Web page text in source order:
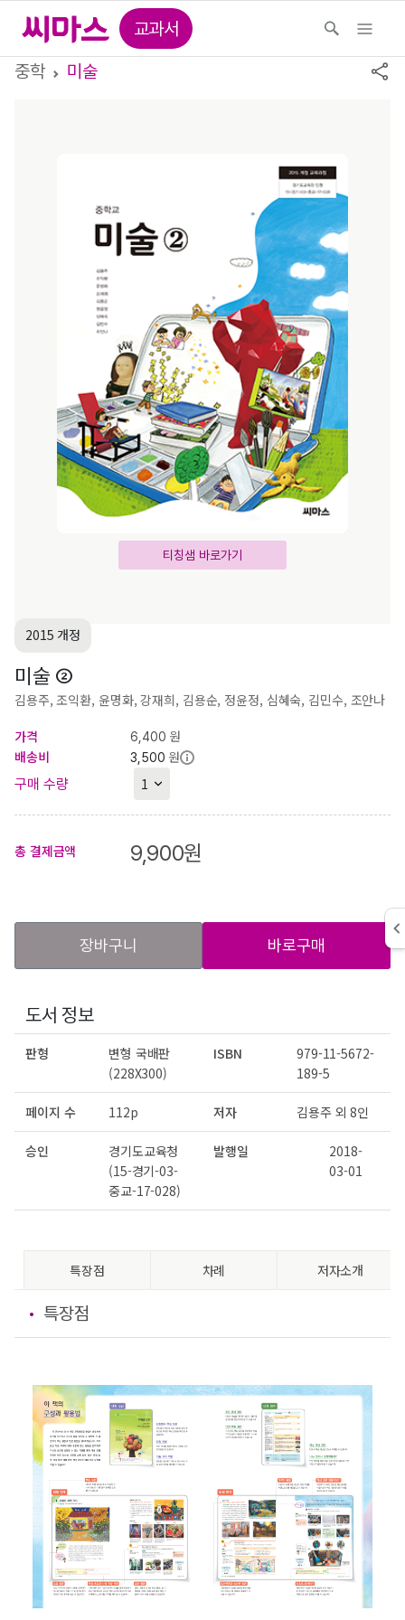
교과서
중학
미술
티칭샘 바로가기
2015 개정
미술 ②
김용주, 조익환, 윤명화, 강재희, 김용순, 정윤정, 심혜숙, 김민수, 조안나
가격
6,400 원
배송비
3,500 원
구매 수량
총 결제금액 9,900원
장바구니 바로구매
도서 정보
판형
변형 국배판
(228X300)
ISBN
979-11-5672-
189-5
페이지 수 112p 저자 김용주 외 8인
승인
경기도교육청
(15-경기-03-
중교-17-028)
발행일
2018-
03-01
특장점 차례 저자소개
특장점